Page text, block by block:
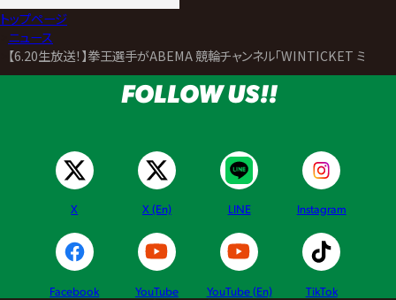
トップページ
ニュース
【6.20生放送！】拳王選手がABEMA 競輪チャンネル「WINTICKET ミッド
FOLLOW US!!
X X (En) LINE Instagram
Facebook YouTube YouTube (En) TikTok